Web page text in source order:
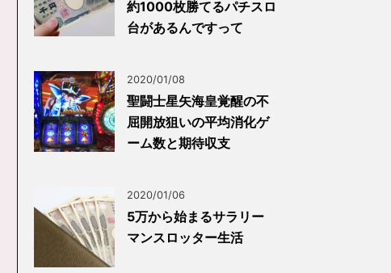
約1000枚勝てるパチスロ
台があるんですって
2020/01/08
聖闘士星矢海皇覚醒の不
屈開放狙いの平均消化ゲ
ーム数と期待収支
2020/01/06
5万から始まるサラリー
マンスロッター生活